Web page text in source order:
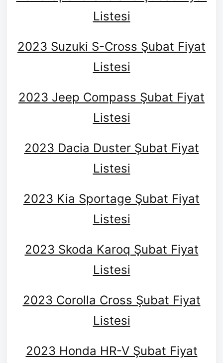
Listesi
2023 Suzuki S-Cross Şubat Fiyat
Listesi
2023 Jeep Compass Şubat Fiyat
Listesi
2023 Dacia Duster Şubat Fiyat
Listesi
2023 Kia Sportage Şubat Fiyat
Listesi
2023 Skoda Karoq Şubat Fiyat
Listesi
2023 Corolla Cross Şubat Fiyat
Listesi
2023 Honda HR-V Şubat Fiyat